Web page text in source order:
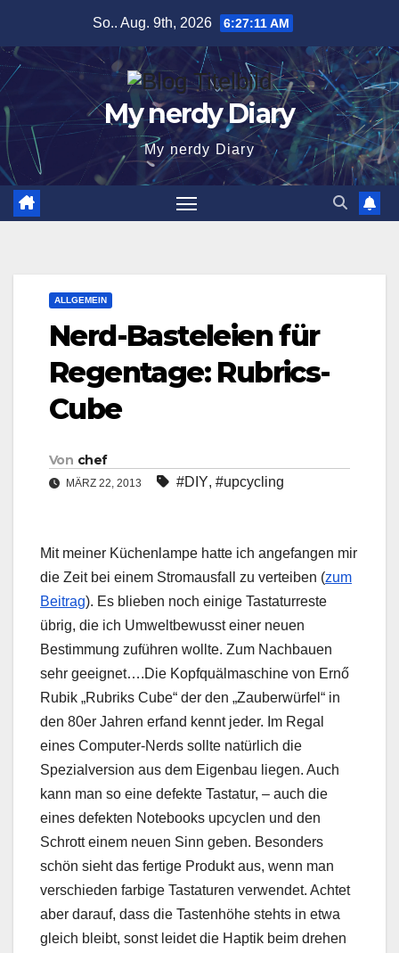
springen
So.. Aug. 9th, 2026 6:27:12 AM
My nerdy Diary
My nerdy Diary
ALLGEMEIN
Nerd-Basteleien für
Regentage: Rubrics-
Cube
Von chef
MÄRZ 22, 2013 #DIY, #upcycling
Mit meiner Küchenlampe hatte ich angefangen mir
die Zeit bei einem Stromausfall zu verteiben (zum
Beitrag). Es blieben noch einige Tastaturreste
übrig, die ich Umweltbewusst einer neuen
Bestimmung zuführen wollte. Zum Nachbauen
sehr geeignet….Die Kopfquälmaschine von Ernő
Rubik „Rubriks Cube“ der den „Zauberwürfel“ in
den 80er Jahren erfand kennt jeder. Im Regal
eines Computer-Nerds sollte natürlich die
Spezialversion aus dem Eigenbau liegen. Auch
kann man so eine defekte Tastatur, – auch die
eines defekten Notebooks upcyclen und den
Schrott einem neuen Sinn geben. Besonders
schön sieht das fertige Produkt aus, wenn man
verschieden farbige Tastaturen verwendet. Achtet
aber darauf, dass die Tastenhöhe stehts in etwa
gleich bleibt, sonst leidet die Haptik beim drehen